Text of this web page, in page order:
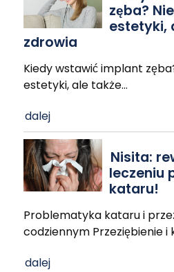
zęba?
estetyki,
zdrowia
Kiedy wstawić implant
estetyki, ale także…
dalej
Nisita:
leczeniu
kataru!
Problematyka kataru i
codziennym Przeziębienie i
dalej